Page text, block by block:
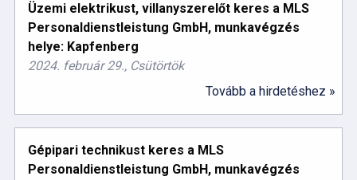
Üzemi elektrikust, villanyszerelőt keres a MLS
Personaldienstleistung GmbH, munkavégzés
helye: Kapfenberg
2024. február 29., Csütörtök
Tovább a hirdetéshez »
Gépipari technikust keres a MLS
Personaldienstleistung GmbH, munkavégzés